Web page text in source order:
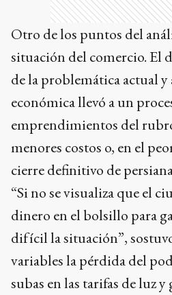
situación del comercio. El
de la problemática actual y
económica llevó a un
emprendimientos del
menores costos o, en el peor
cierre definitivo de
“Si no se visualiza que el
dinero en el bolsillo para
difícil la situación”,
variables la pérdida del
subas en las tarifas de luz y
impacto muy importante
hogares, sino también para